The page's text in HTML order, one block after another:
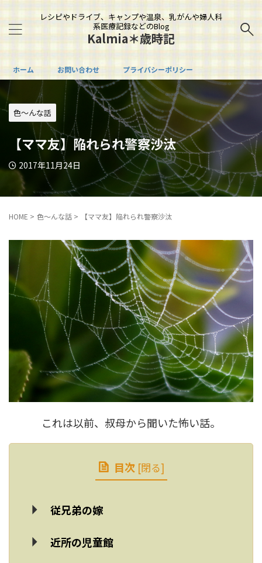
レシピやドライブ、キャンプや温泉、乳がんや婦人科
系医療記録などのBlog
Kalmia＊歳時記
ホーム お問い合わせ プライバシーポリシー
色～んな話
【ママ友】陥れられ警察沙汰
2017年11月24日
HOME > 色～んな話 > 【ママ友】陥れられ警察沙汰
これは以前、叔母から聞いた怖い話。
目次 [閉る]
従兄弟の嫁
近所の児童館